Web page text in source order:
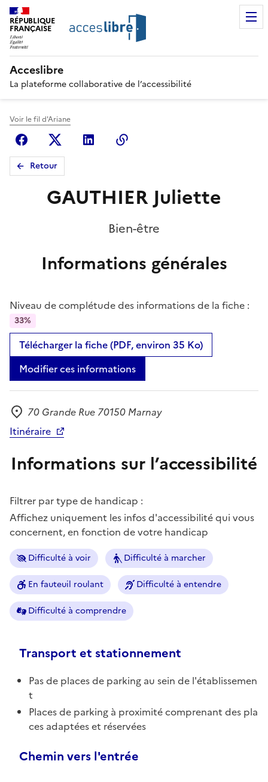
RÉPUBLIQUE
FRANÇAISE
Acceslibre
La plateforme collaborative de l’accessibilité
Voir le fil d'Ariane
FacebookX (anciennement Twitter)
Linkedin
Retour
GAUTHIER Juliette
Bien-être
Informations générales
Niveau de complétude des informations de la fiche :
33%
Télécharger la fiche (PDF, environ 35 Ko)
Modifier ces informations
Adresse
70 Grande Rue 70150 Marnay
Itinéraire
Informations sur l’accessibilité
Filtrer par type de handicap :
Affichez uniquement les infos d'accessibilité qui vous
concernent, en fonction de votre handicap
Difficulté à voir Difficulté à marcher
En fauteuil roulant Difficulté à entendre
Difficulté à comprendre
Transport et stationnement
Pas de places de parking au sein de l'établissemen
t
Places de parking à proximité comprenant des pla
ces adaptées et réservées
Chemin vers l'entrée